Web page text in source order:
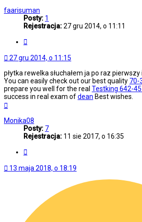
faarisuman
Posty: 1
Rejestracja:27 gru 2014, o 11:11
27 gru 2014, o 11:15
płytka rewelka słuchałem ja po raz
You can easily check out our best quality 70-
prepare you well for the real Testking 642-
success in real exam ofdean Best wishes.
Monika08
Posty: 7
Rejestracja: 11 sie 2017, o 16:35
13 maja 2018, o 18:19